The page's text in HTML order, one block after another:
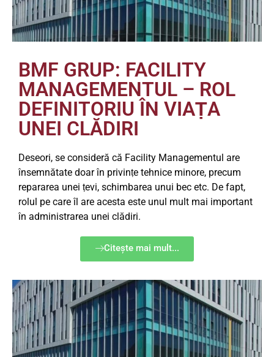
BMF GRUP: FACILITY
MANAGEMENTUL – ROL
DEFINITORIU ÎN VIAṬA
UNEI CLĂDIRI
Deseori, se consideră că Facility Managementul are
însemnătate doar în privinṭe tehnice minore, precum
repararea unei ṭevi, schimbarea unui bec etc. De fapt,
rolul pe care îl are acesta este unul mult mai important
în administrarea unei clădiri.
Citește mai mult...